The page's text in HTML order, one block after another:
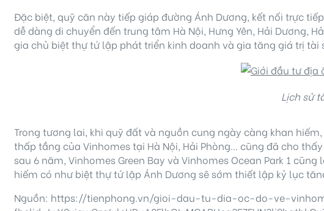
Đặc biệt, quỹ căn này tiếp giáp đường Ánh Dương, kết nối trực
dễ dàng di chuyển đến trung tâm Hà Nội, Hưng Yên, Hải Dương,
gia chủ biệt thự tứ lập phát triển kinh doanh và gia tăng giá trị tài
Lịch sử
Trong tương lai, khi quỹ đất và nguồn cung ngày càng khan
thấp tầng của Vinhomes tại Hà Nội, Hải Phòng… cũng đã cho
sau 6 năm, Vinhomes Green Bay và Vinhomes Ocean Park 1
hiếm có như biệt thự tứ lập Ánh Dương sẽ sớm thiết lập kỷ lục
Nguồn: https://tienphong.vn/gioi-dau-tu-dia-oc-do-ve-